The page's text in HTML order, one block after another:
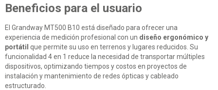
Beneficios para el usuario
El Grandway MT500 B10 está diseñado para ofrecer una
experiencia de medición profesional con un diseño ergonómico y
portátil que permite su uso en terrenos y lugares reducidos. Su
funcionalidad 4 en 1 reduce la necesidad de transportar múltiples
dispositivos, optimizando tiempos y costos en proyectos de
instalación y mantenimiento de redes ópticas y cableado
estructurado.